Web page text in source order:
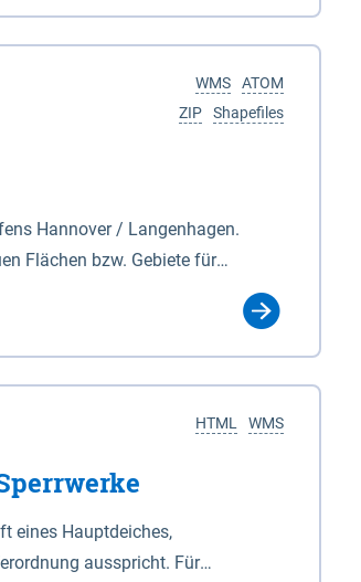
und Hohnstorf (Elbe) im Westen
umfasst Teile der Landkreise
ATOM
WMS
Shapefiles
ZIP
Hannover / Langenhagen.
Flächen bzw. Gebiete für
WMS
HTML
eines Hauptdeiches,
ausspricht. Für